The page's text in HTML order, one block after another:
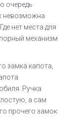
очередь
невозможна
нет места для
механизм
замка капота,
Ручка
а сам
прочего замок